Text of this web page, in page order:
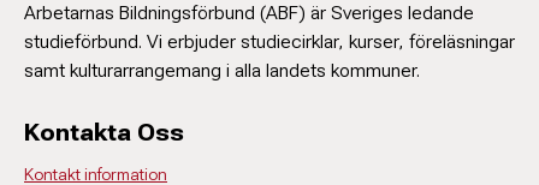
Arbetarnas Bildningsförbund (ABF) är Sveriges ledande
studieförbund. Vi erbjuder studiecirklar, kurser, föreläsningar
samt kulturarrangemang i alla landets kommuner.
Kontakta Oss
Kontakt information